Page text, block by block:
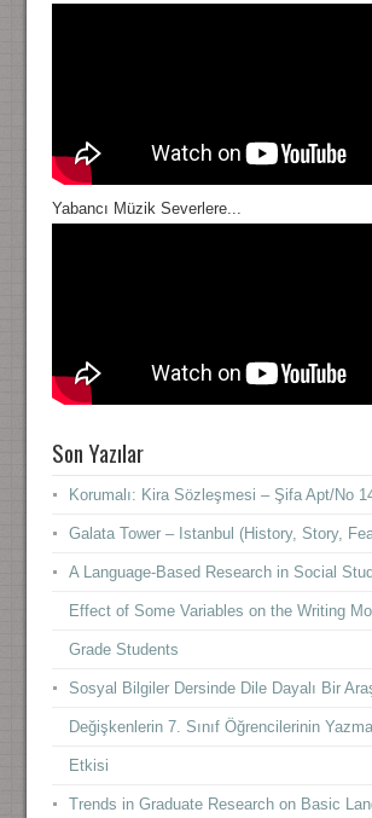
Yabancı Müzik Severlere...
Son Yazılar
Korumalı: Kira Sözleşmesi – Şifa Apt/No
Galata Tower – Istanbul (History, Story,
A Language-Based Research in Social
Effect of Some Variables on the Writing
Grade Students
Sosyal Bilgiler Dersinde Dile Dayalı Bir
Değişkenlerin 7. Sınıf Öğrencilerinin
Etkisi
Trends in Graduate Research on Basic